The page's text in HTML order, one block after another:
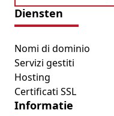
Diensten
Nomi di dominio
Servizi gestiti
Hosting
Certificati SSL
Informatie